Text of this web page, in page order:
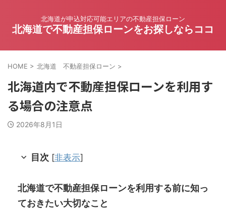
北海道が申込対応可能エリアの不動産担保ローン
北海道で不動産担保ローンをお探しならココ
HOME > 北海道 不動産担保ローン >
北海道内で不動産担保ローンを利用す
る場合の注意点
2026年8月1日
目次 [非表示]
北海道で不動産担保ローンを利用する前に知っ
ておきたい大切なこと